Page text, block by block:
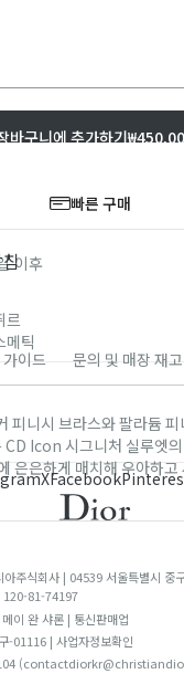
바구니에 추가하기
빠른 구매
이후
이드 문의 및 매장 재고
피니시 브라스와 팔라듐
CD Icon 시그니처 실루엣
은은하게 매치해 우아하고
매하며 같은 사이즈의 벨
르​
메틱​
XFacebook
아주식회사 | 04539 서울특별시 중
120-81-74197
이 완 샤론 | 통신판매업
-01116 | 사업자정보확인